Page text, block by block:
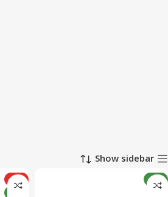
Show sidebar
جدید
ویژه